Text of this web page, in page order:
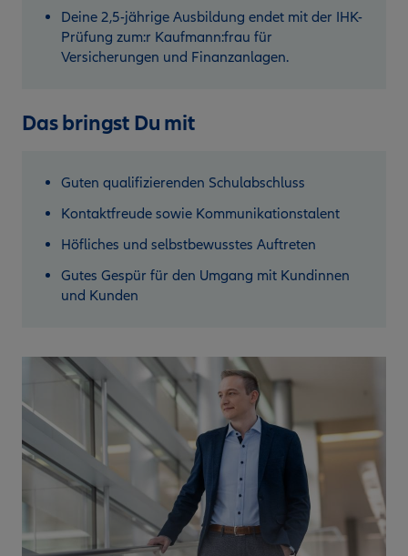
Deine 2,5-jährige Ausbildung endet mit der IHK-
Prüfung zum:r Kaufmann:frau für
Versicherungen und Finanzanlagen.
Das bringst Du mit
Guten qualifizierenden Schulabschluss
Kontaktfreude sowie Kommunikationstalent
Höfliches und selbstbewusstes Auftreten
Gutes Gespür für den Umgang mit Kundinnen
und Kunden